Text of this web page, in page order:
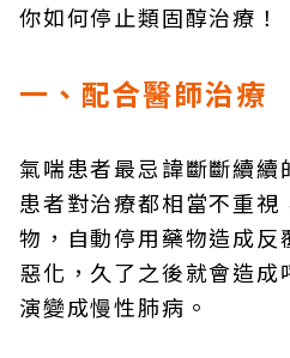
你如何停止類固醇治療！
一、配合醫師治療
氣喘患者最忌諱斷斷續
患者對治療都相當不重
物，自動停用藥物造成反
惡化，久了之後就會造成
演變成慢性肺病。